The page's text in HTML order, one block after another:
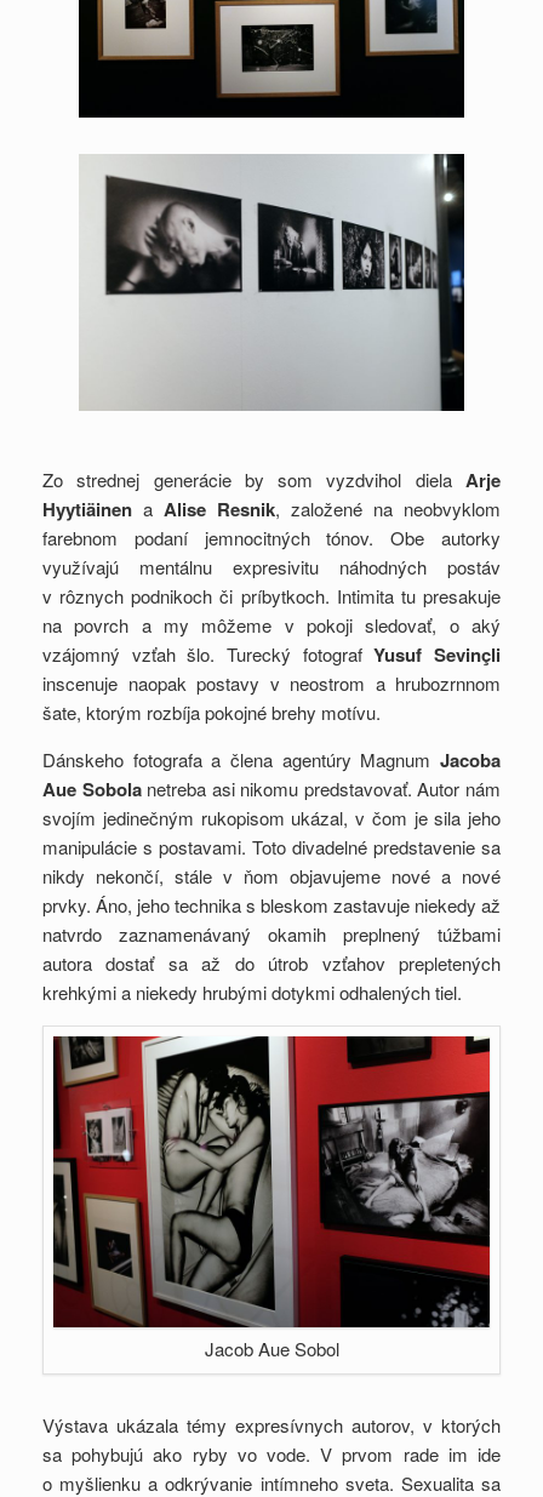
Zo strednej generácie by som vyzdvihol diela Arje
Hyytiäinen a Alise Resnik, založené na neobvyklom
farebnom podaní jemnocitných tónov. Obe autorky
využívajú mentálnu expresivitu náhodných postáv
v rôznych podnikoch či príbytkoch. Intimita tu presakuje
na povrch a my môžeme v pokoji sledovať, o aký
vzájomný vzťah šlo. Turecký fotografYusuf Sevinçli
inscenuje naopak postavy v neostrom a hrubozrnnom
šate, ktorým rozbíja pokojné brehy motívu.
Dánskeho fotografa a člena agentúry Magnum Jacoba
Aue Sobolanetreba asi nikomu predstavovať. Autor nám
svojím jedinečným rukopisom ukázal, v čom je sila jeho
manipulácie s postavami. Toto divadelné predstavenie sa
nikdy nekončí, stále v ňom objavujeme nové a nové
prvky. Áno, jeho technika s bleskom zastavuje niekedy až
natvrdo zaznamenávaný okamih preplnený túžbami
autora dostať sa až do útrob vzťahov prepletených
krehkými a niekedy hrubými dotykmi odhalených tiel.
Jacob Aue Sobol
Výstava ukázala témy expresívnych autorov, v ktorých
sa pohybujú ako ryby vo vode. V prvom rade im ide
o myšlienku a odkrývanie intímneho sveta. Sexualita sa